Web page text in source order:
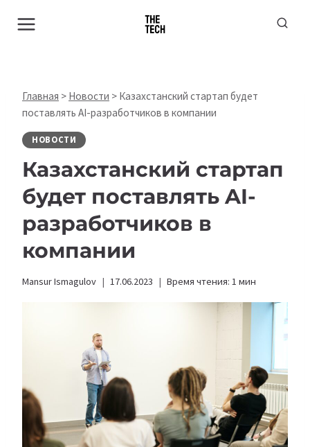
Главная > Новости > Казахстанский стартап будет
поставлять AI-разработчиков в компании
НОВОСТИ
Казахстанский стартап
будет поставлять AI-
разработчиков в
компании
Mansur Ismagulov 17.06.2023 Время чтения: 1 мин